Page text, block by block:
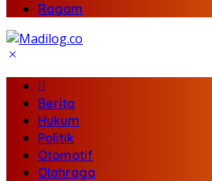
Ragam
Berita
Hukum
Politik
Otomotif
Olahraga